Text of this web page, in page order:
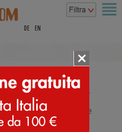
DE EN
da donna
fucsia tomaia
donna misura 39 colore
sito dedicato ai